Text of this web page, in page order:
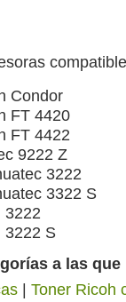
Condor
FT 4420
FT 4422
9222 Z
3222
3322 S
3222
3222 S
a las
Toner Ricoh